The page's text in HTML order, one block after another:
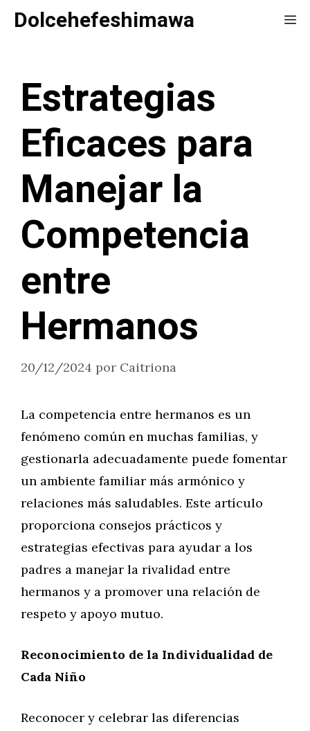
SaltarDolcehefeshimawa
Estrategias
Eficaces para
Manejar la
Competencia
entre
Hermanos
20/12/2024 por Caitriona
La competencia entre hermanos es un
fenómeno común en muchas familias, y
gestionarla adecuadamente puede fomentar
un ambiente familiar más armónico y
relaciones más saludables. Este artículo
proporciona consejos prácticos y
estrategias efectivas para ayudar a los
padres a manejar la rivalidad entre
hermanos y a promover una relación de
respeto y apoyo mutuo.
Reconocimiento de la Individualidad de
Cada Niño
Reconocer y celebrar las diferencias